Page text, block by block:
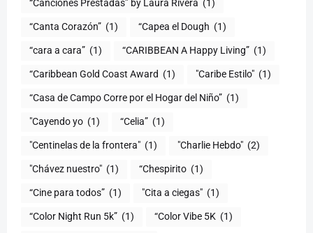
“Canciones Prestadas” by Laura Rivera (1)
“Canta Corazón” (1) “Capea el Dough (1)
“cara a cara” (1) “CARIBBEAN A Happy Living” (1)
(1) "Caribe Estilo" (1)
“Casa de Campo Corre por el Hogar del Niño” (1)
"Cayendo yo (1) (1)
"Centinelas de la frontera" (1) "Charlie Hebdo" (2)
"Chávez nuestro" (1) “Chespirito (1)
“Cine para todos” (1) "Cita a ciegas" (1)
“Color Night Run 5k” (1) “Color Vibe 5K (1)